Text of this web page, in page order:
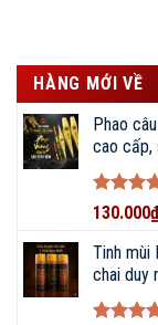
hàng của chúng
Chuyên tư
ĐẠI
HÀNG MỚI VỀ
Phao
cao cấp,
Được
5
sao
130.000₫
Tinh mùi
chai duy